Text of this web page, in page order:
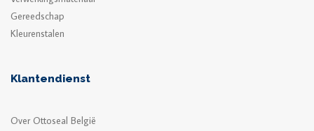
Gereedschap
Kleurenstalen
Klantendienst
Over Ottoseal België